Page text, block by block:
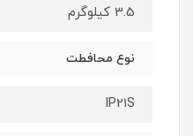
3.5 کیلوگرم
نوع محافطت
IP21S